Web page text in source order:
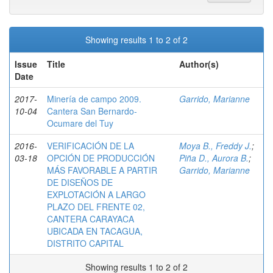
Showing results 1 to 2 of 2
Issue
Date
Title Author(s)
2017-
10-04
Minería de campo 2009.
Cantera San Bernardo-
Ocumare del Tuy
Garrido, Marianne
2016-
03-18
VERIFICACIÓN DE LA
OPCIÓN DE PRODUCCIÓN
MÁS FAVORABLE A PARTIR
DE DISEÑOS DE
EXPLOTACIÓN A LARGO
PLAZO DEL FRENTE 02,
CANTERA CARAYACA
UBICADA EN TACAGUA,
DISTRITO CAPITAL
Moya B., Freddy J.;
Piña D., Aurora B.;
Garrido, Marianne
Showing results 1 to 2 of 2